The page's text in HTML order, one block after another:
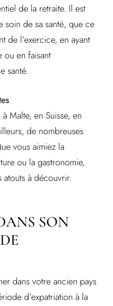
de la retraite. Il est
de sa santé, que ce
de l’exercice, en ayant
ou en faisant
santé.
Malte, en Suisse, en
de nombreuses
vous aimiez la
ou la gastronomie,
atouts à découvrir.
SON
dans votre ancien pays
d’expatriation à la